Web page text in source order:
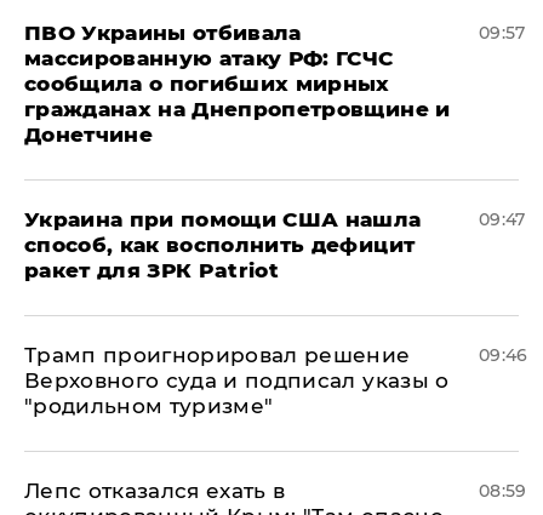
ПВО Украины отбивала
массированную атаку РФ: ГСЧС
сообщила о погибших мирных
гражданах на Днепропетровщине и
Донетчине
09:57
Украина при помощи США нашла
способ, как восполнить дефицит
ракет для ЗРК Patriot
09:47
Трамп проигнорировал решение
Верховного суда и подписал указы о
"родильном туризме"
09:46
Лепс отказался ехать в
08:59